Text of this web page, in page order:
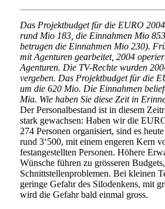
Das Projektbudget für die EURO
rund Mio 183, die Einnahmen Mio
betrugen die Einnahmen Mio 230).
mit Agenturen gearbeitet, 2004
Agenturen. Die TV-Rechte wurden
vergeben. Das Projektbudget für die
um die 620 Mio. Die Einnahmen
Mia. Wie haben Sie diese Zeit in
Der Personalbestand ist in diesem
stark gewachsen: Haben wir die
274 Personen organisiert, sind es
rund 3‘500, mit einem engeren Kern
festangestellten Personen. Höhere
Wünsche führen zu grösseren
Schnittstellenproblemen. Bei kleinen
geringe Gefahr des Silodenkens, mit
wird die Gefahr bald einmal gross.